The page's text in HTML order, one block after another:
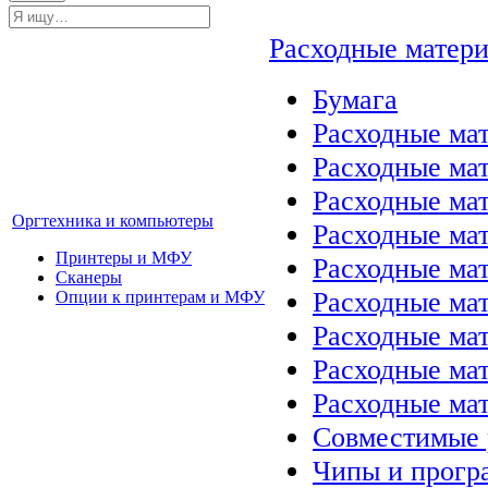
Оргтехника и компьютеры
Принтеры и МФУ
Сканеры
Опции к принтерам и МФУ
Расходные
Бумага
Расходные
Расходные
Расходные
Расходные
Расходные
Расходные
Расходные
Расходные
Расходные
Совместимые
Чипы и